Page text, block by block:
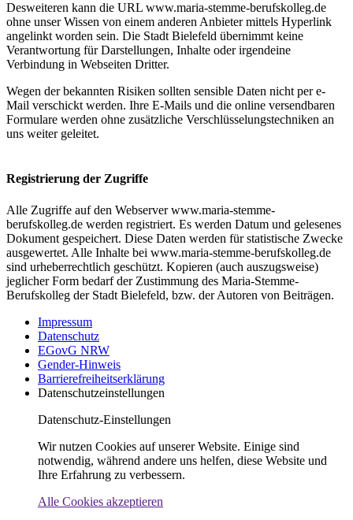
Desweiteren kann die URL www.maria-stemme-berufskolleg.de
ohne unser Wissen von einem anderen Anbieter mittels Hyperlink
angelinkt worden sein. Die Stadt Bielefeld übernimmt keine
Verantwortung für Darstellungen, Inhalte oder irgendeine
Verbindung in Webseiten Dritter.
Wegen der bekannten Risiken sollten sensible Daten nicht per e-
Mail verschickt werden. Ihre E-Mails und die online versendbaren
Formulare werden ohne zusätzliche Verschlüsselungstechniken an
uns weiter geleitet.
Registrierung der Zugriffe
Alle Zugriffe auf den Webserver www.maria-stemme-
berufskolleg.de werden registriert. Es werden Datum und gelesenes
Dokument gespeichert. Diese Daten werden für statistische Zwecke
ausgewertet. Alle Inhalte bei www.maria-stemme-berufskolleg.de
sind urheberrechtlich geschützt. Kopieren (auch auszugsweise)
jeglicher Form bedarf der Zustimmung des Maria-Stemme-
Berufskolleg der Stadt Bielefeld, bzw. der Autoren von Beiträgen.
Impressum
Datenschutz
EGovG NRW
Gender-Hinweis
Barrierefreiheitserklärung
Datenschutzeinstellungen
Datenschutz-Einstellungen
Wir nutzen Cookies auf unserer Website. Einige sind
notwendig, während andere uns helfen, diese Website und
Ihre Erfahrung zu verbessern.
Alle Cookies akzeptieren